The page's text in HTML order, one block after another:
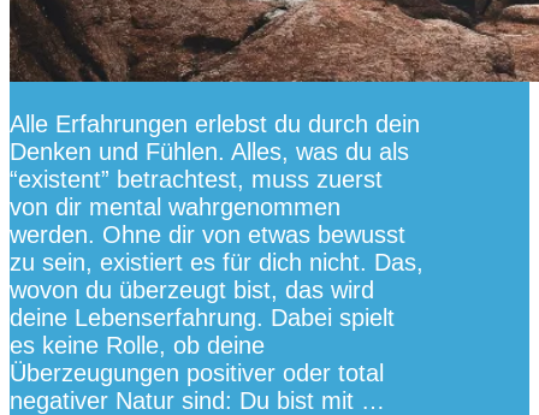
Alle Erfahrungen erlebst du durch dein
Denken und Fühlen. Alles, was du als
“existent” betrachtest, muss zuerst
von dir mental wahrgenommen
werden. Ohne dir von etwas bewusst
zu sein, existiert es für dich nicht. Das,
wovon du überzeugt bist, das wird
deine Lebenserfahrung. Dabei spielt
es keine Rolle, ob deine
Überzeugungen positiver oder total
negativer Natur sind: Du bist mit …